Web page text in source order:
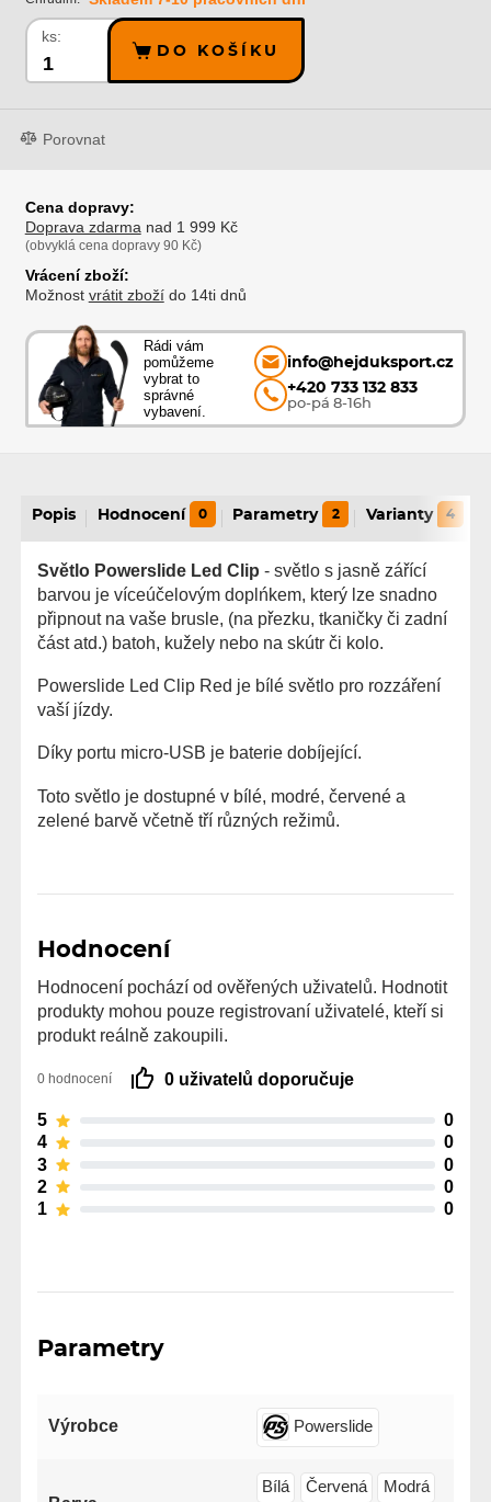
ks:
DO KOŠÍKU
Porovnat
Cena dopravy:
Doprava zdarma nad 1 999 Kč
(obvyklá cena dopravy 90 Kč)
Vrácení zboží:
Možnost vrátit zbožído 14ti dnů
Rádi vám
pomůžeme
vybrat to
správné
vybavení.
info@hejduksport.cz
+420 733 132 833
po-pá 8-16h
Popis Hodnocení 0 Parametry 2 Varianty 4
Světlo Powerslide Led Clip - světlo s jasně zářící
barvou je víceúčelovým doplńkem, který lze snadno
připnout na vaše brusle, (na přezku, tkaničky či zadní
část atd.) batoh, kužely nebo na skútr či kolo.
Powerslide Led Clip Red je bílé světlo pro rozzáření
vaší jízdy.
Díky portu micro-USB je baterie dobíjející.
Toto světlo je dostupné v bílé, modré, červené a
zelené barvě včetně tří různých režimů.
Hodnocení
Hodnocení pochází od ověřených uživatelů. Hodnotit
produkty mohou pouze registrovaní uživatelé, kteří si
produkt reálně zakoupili.
0 hodnocení 0 uživatelů doporučuje
5
0
4
0
3
0
2
0
1
0
Parametry
Výrobce Powerslide
Bílá Červená Modrá